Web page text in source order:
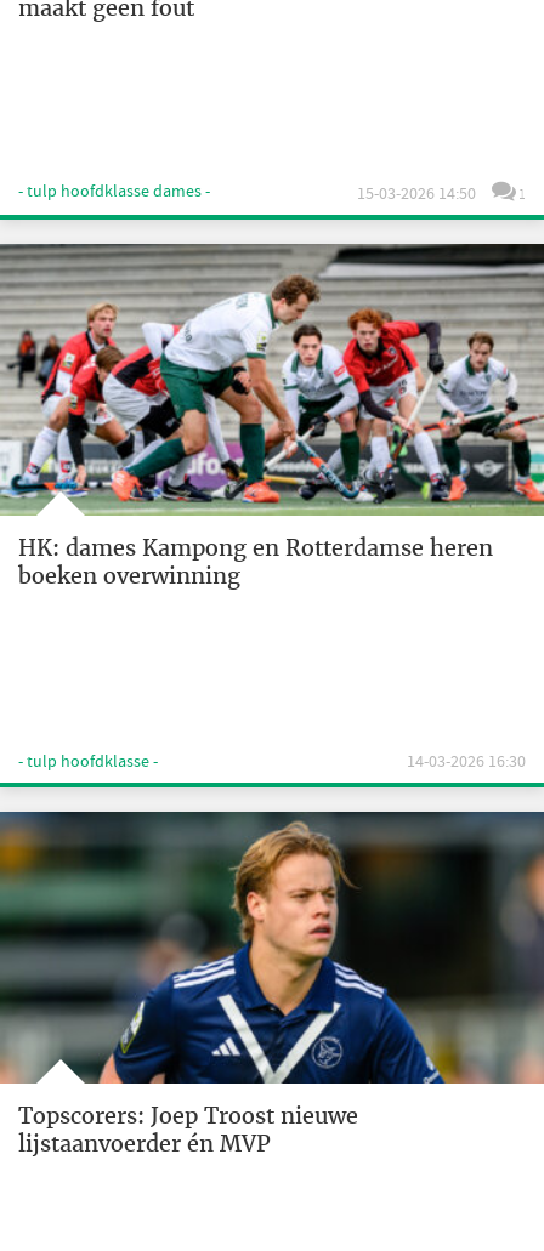
maakt geen fout
- tulp hoofdklasse dames - 15-03-2026 14:50 1
HK: dames Kampong en Rotterdamse heren
boeken overwinning
- tulp hoofdklasse - 14-03-2026 16:30
Topscorers: Joep Troost nieuwe
lijstaanvoerder én MVP